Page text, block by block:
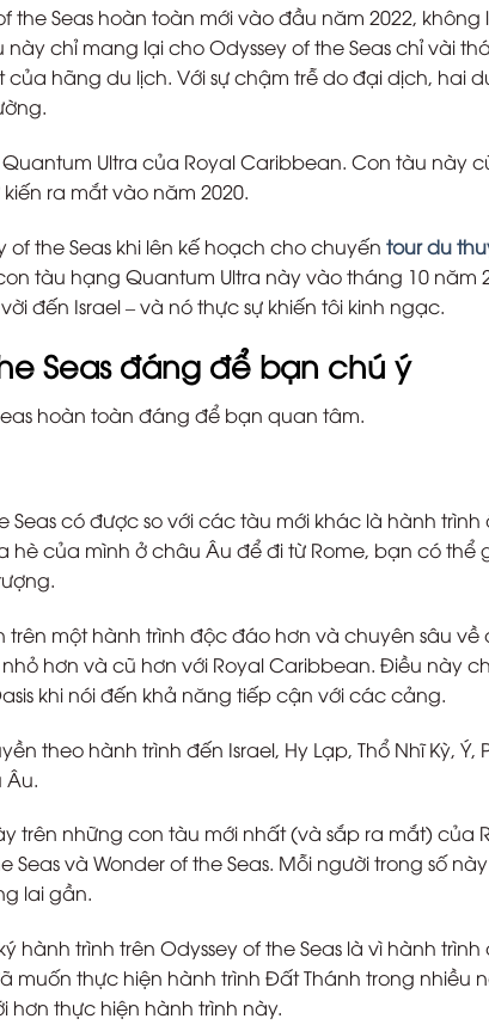
Seas hoàn toàn mới vào đầu năm 2022, không
chỉ mang lại cho Odyssey of the Seas chỉ vài
hãng du lịch. Với sự chậm trễ do đại dịch, hai
Ultra của Royal Caribbean. Con tàu này
ra mắt vào năm 2020.
the Seas khi lên kế hoạch cho chuyến tour du
tàu hạng Quantum Ultra này vào tháng 10 năm
đến Israel – và nó thực sự khiến tôi kinh ngạc.
Seas đáng để bạn chú ý
hoàn toàn đáng để bạn quan tâm.
có được so với các tàu mới khác là hành trình
của mình ở châu Âu để đi từ Rome, bạn có thể
một hành trình độc đáo hơn và chuyên sâu về
hơn và cũ hơn với Royal Caribbean. Điều này
khi nói đến khả năng tiếp cận với các cảng.
theo hành trình đến Israel, Hy Lạp, Thổ Nhĩ Kỳ, Ý,
Âu.
trên những con tàu mới nhất (và sắp ra mắt) của
và Wonder of the Seas. Mỗi người trong số
lai gần.
trình trên Odyssey of the Seas là vì hành trình
muốn thực hiện hành trình Đất Thánh trong nhiều
hơn thực hiện hành trình này.